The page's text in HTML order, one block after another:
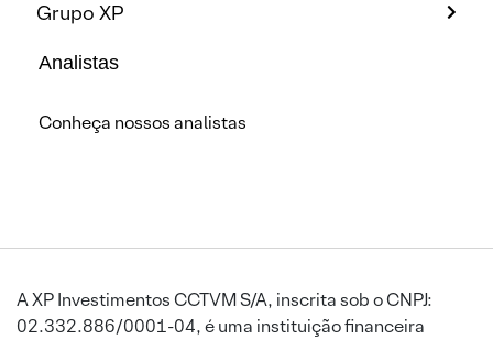
Grupo XP
Analistas
Conheça nossos analistas
A XP Investimentos CCTVM S/A, inscrita sob o CNPJ:
02.332.886/0001-04, é uma instituição financeira